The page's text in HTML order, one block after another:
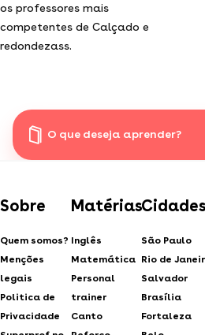
os professores mais
competentes de Calçado e
redondezass.
O que deseja aprender?
Sobre
Quem somos?
Menções
legais
Politica de
Privacidade
Matérias
Inglês
Matemática
Personal
trainer
Canto
Cidades
São Paulo
Rio de
Salvador
Brasília
Fortaleza